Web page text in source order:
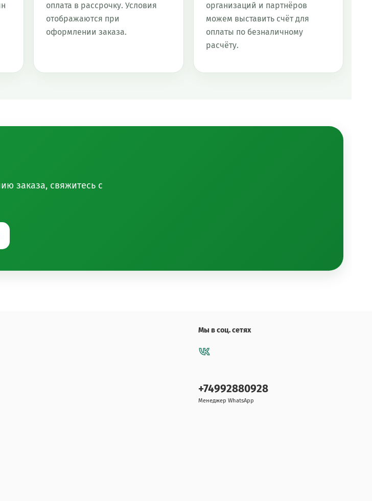
оплата в рассрочку. Условия
отображаются при
оформлении заказа.
организаций и партнёров
можем выставить счёт для
оплаты по безналичному
расчёту.
заказа, свяжитесь с
Мы в соц. сетях
+74992880928
Менеджер WhatsApp